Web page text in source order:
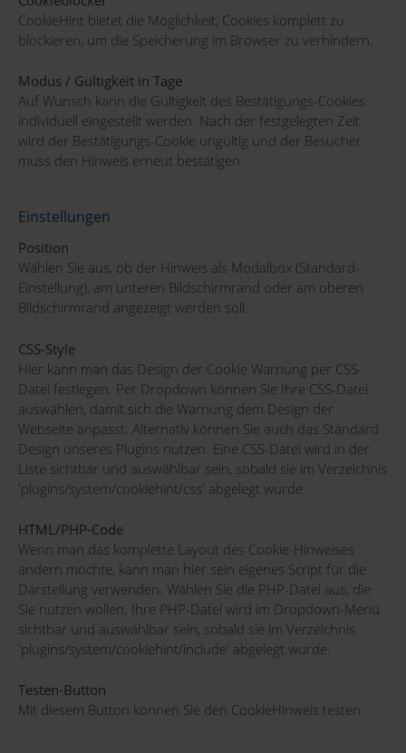
CookieHint bietet die Möglichkeit, Cookies komplett zu
blockieren, um die Speicherung im Browser zu verhindern.
Modus / Gültigkeit in Tage
Auf Wunsch kann die Gültigkeit des Bestätigungs-Cookies
individuell eingestellt werden. Nach der festgelegten Zeit
wird der Bestätigungs-Cookie ungültig und der Besucher
muss den Hinweis erneut bestätigen.
Einstellungen
Position
Wählen Sie aus, ob der Hinweis als Modalbox (Standard-
Einstellung), am unteren Bildschirmrand oder am oberen
Bildschirmrand angezeigt werden soll.
CSS-Style
Hier kann man das Design der Cookie Warnung per CSS-
Datei festlegen. Per Dropdown können Sie Ihre CSS-Datei
auswählen, damit sich die Warnung dem Design der
Webseite anpasst. Alternativ können Sie auch das Standard
Design unseres Plugins nutzen. Eine CSS-Datei wird in der
Liste sichtbar und auswählbar sein, sobald sie im Verzeichnis
'plugins/system/cookiehint/css' abgelegt wurde.
HTML/PHP-Code
Wenn man das komplette Layout des Cookie-Hinweises
ändern möchte, kann man hier sein eigenes Script für die
Darstellung verwenden. Wählen Sie die PHP-Datei aus, die
Sie nutzen wollen. Ihre PHP-Datei wird im Dropdown-Menü
sichtbar und auswählbar sein, sobald sie im Verzeichnis
'plugins/system/cookiehint/include' abgelegt wurde.
Testen-Button
Mit diesem Button können Sie den CookieHinweis testen.